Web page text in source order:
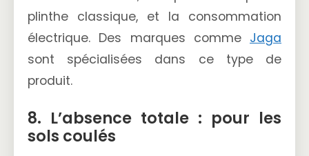
plinthe classique, et la consommation
électrique. Des marques comme Jaga
sont spécialisées dans ce type de
produit.
8. L’absence totale : pour les
sols coulés